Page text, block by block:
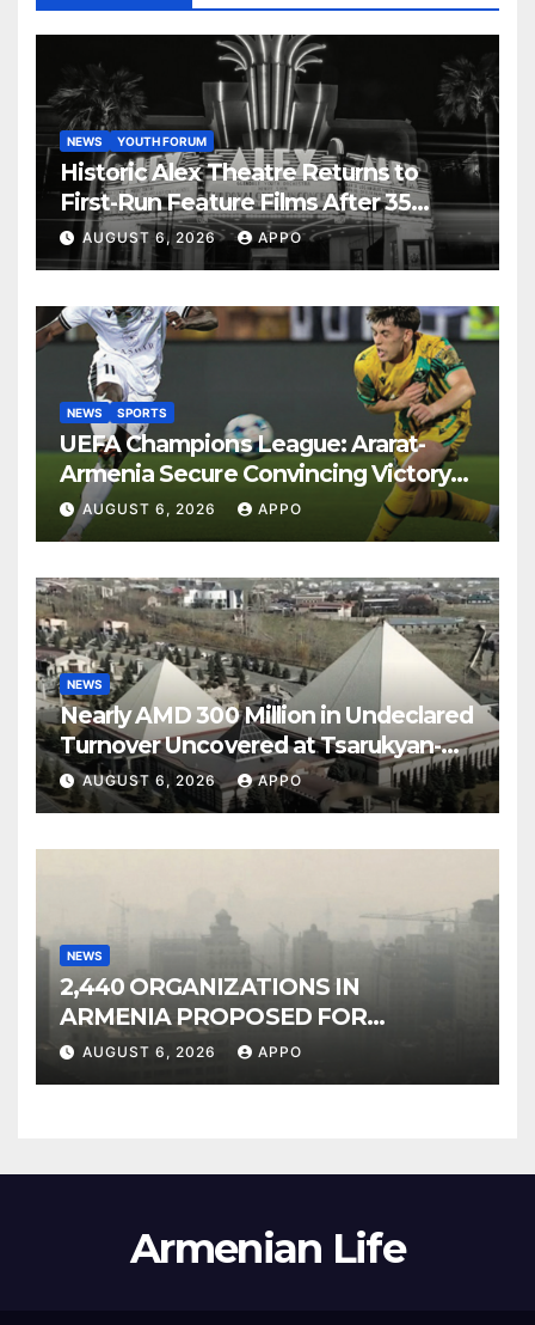
NEWS YOUTH FORUM
Historic Alex Theatre Returns to
First-Run Feature Films After 35
Years
AUGUST 6, 2026 APPO
NEWS SPORTS
UEFA Champions League: Ararat-
Armenia Secure Convincing Victory
Over Shamrock Rovers 2-0
AUGUST 6, 2026 APPO
NEWS
Nearly AMD 300 Million in Undeclared
Turnover Uncovered at Tsarukyan-
Owned Entertainment Center
AUGUST 6, 2026 APPO
NEWS
2,440 ORGANIZATIONS IN
ARMENIA PROPOSED FOR
INCLUSION IN LIST OF AIR
AUGUST 6, 2026 APPO
Armenian Life